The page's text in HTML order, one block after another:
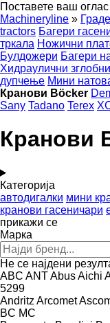
Поставете ваш оглас
Machineryline »
tractors Багери
тркала Ножични
Булдожери Багери
Хидраулични
дупчење Мини
Кранови Böcker
Sany Tadano Terex
Кранови
Категорија
автодигалки мини
кранови гасеничари
прикажи се
Марка
Не се најдени
ABC ANTAbusAichi
5299
Andritz Arcomet
BC MC